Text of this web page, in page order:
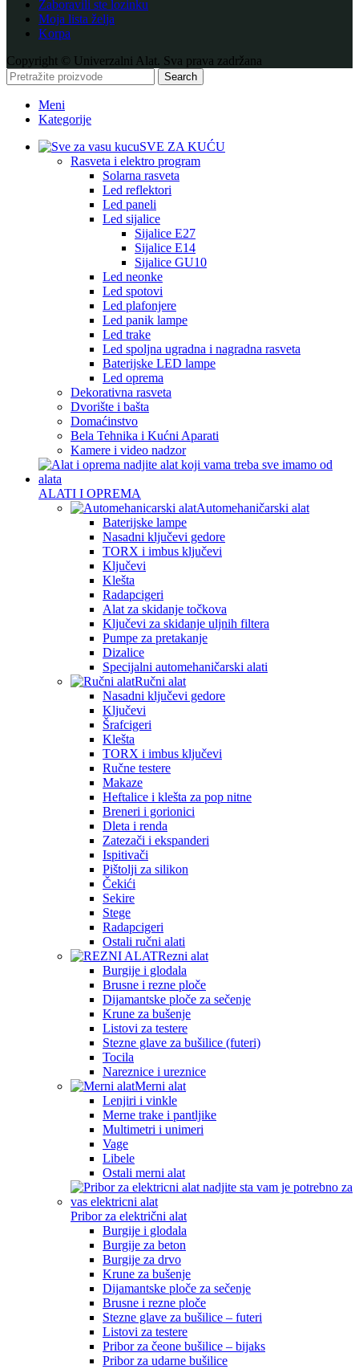
Zaboravili ste lozinku
Moja lista želja
Korpa
Copyright © Univerzalni Alat. Sva prava zadržana
Search
Meni
Kategorije
SVE ZA KUĆU
Rasveta i elektro program
Solarna rasveta
Led reflektori
Led paneli
Led sijalice
Sijalice E27
Sijalice E14
Sijalice GU10
Led neonke
Led spotovi
Led plafonjere
Led panik lampe
Led trake
Led spoljna ugradna i nagradna rasveta
Baterijske LED lampe
Led oprema
Dekorativna rasveta
Dvorište i bašta
Domaćinstvo
Bela Tehnika i Kućni Aparati
Kamere i video nadzor
ALATI I OPREMA
Automehaničarski alat
Baterijske lampe
Nasadni ključevi gedore
TORX i imbus ključevi
Ključevi
Klešta
Radapcigeri
Alat za skidanje točkova
Ključevi za skidanje uljnih filtera
Pumpe za pretakanje
Dizalice
Specijalni automehaničarski alati
Ručni alat
Nasadni ključevi gedore
Ključevi
Šrafcigeri
Klešta
TORX i imbus ključevi
Ručne testere
Makaze
Heftalice i klešta za pop nitne
Breneri i gorionici
Dleta i renda
Zatezači i ekspanderi
Ispitivači
Pištolji za silikon
Čekići
Sekire
Stege
Radapcigeri
Ostali ručni alati
Rezni alat
Burgije i glodala
Brusne i rezne ploče
Dijamantske ploče za sečenje
Krune za bušenje
Listovi za testere
Stezne glave za bušilice (futeri)
Tocila
Nareznice i ureznice
Merni alat
Lenjiri i vinkle
Merne trake i pantljike
Multimetri i unimeri
Vage
Libele
Ostali merni alat
Pribor za električni alat
Burgije i glodala
Burgije za beton
Burgije za drvo
Krune za bušenje
Dijamantske ploče za sečenje
Brusne i rezne ploče
Stezne glave za bušilice – futeri
Listovi za testere
Pribor za čeone bušilice – bijaks
Pribor za udarne bušilice